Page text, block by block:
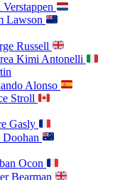
Lawson
Russell
Kimi Antonelli
Alonso
Stroll
Gasly
Doohan
Ocon
Bearman